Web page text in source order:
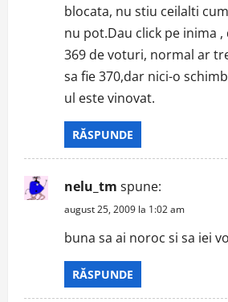
blocata, nu stiu ceilalti
nu pot.Dau click pe inima
369 de voturi, normal ar
sa fie 370,dar nici-o
ul este vinovat.
RĂSPUNDE
nelu_tm spune:
august 25, 2009 la 1:02 am
buna sa ai noroc si sa iei
RĂSPUNDE